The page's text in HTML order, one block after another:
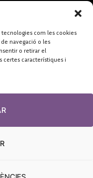
com les cookies
navegació o les
o retirar el
característiques i